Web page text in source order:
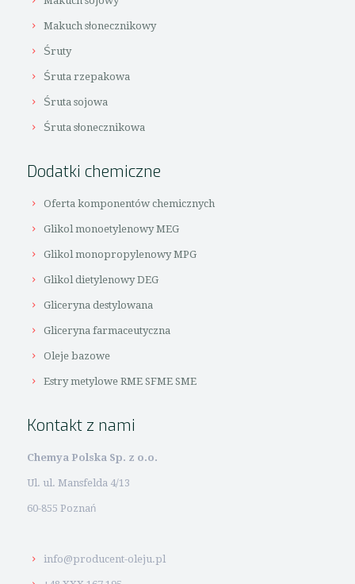
Makuch słonecznikowy
Śruty
Śruta rzepakowa
Śruta sojowa
Śruta słonecznikowa
Dodatki chemiczne
Oferta komponentów chemicznych
Glikol monoetylenowy MEG
Glikol monopropylenowy MPG
Glikol dietylenowy DEG
Gliceryna destylowana
Gliceryna farmaceutyczna
Oleje bazowe
Estry metylowe RME SFME SME
Kontakt z nami
Chemya Polska Sp. z o.o.
Ul. ul. Mansfelda 4/13
60-855 Poznań
info@producent-oleju.pl